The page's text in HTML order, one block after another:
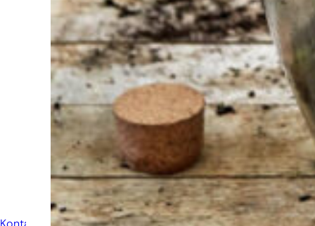
Bei Sneeboer sind
wir immer bereit,
anderen zu helfen.
Zögern Sie nicht,
anzurufen oder eine
E-Mail zu senden,
wenn Sie eine Frage
haben. Dann werden
wir Ihre Frage so
schnell wie möglich
beantworten.